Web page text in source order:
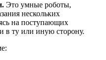
Это умные роботы,
нескольких
на поступающих
в ту или иную сторону.